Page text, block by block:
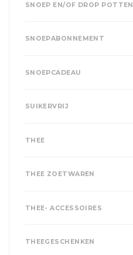
SNOEP EN/OF DROP POTTEN
SNOEPABONNEMENT
SNOEPCADEAU
SUIKERVRIJ
THEE
THEE ZOETWAREN
THEE- ACCESSOIRES
THEEGESCHENKEN